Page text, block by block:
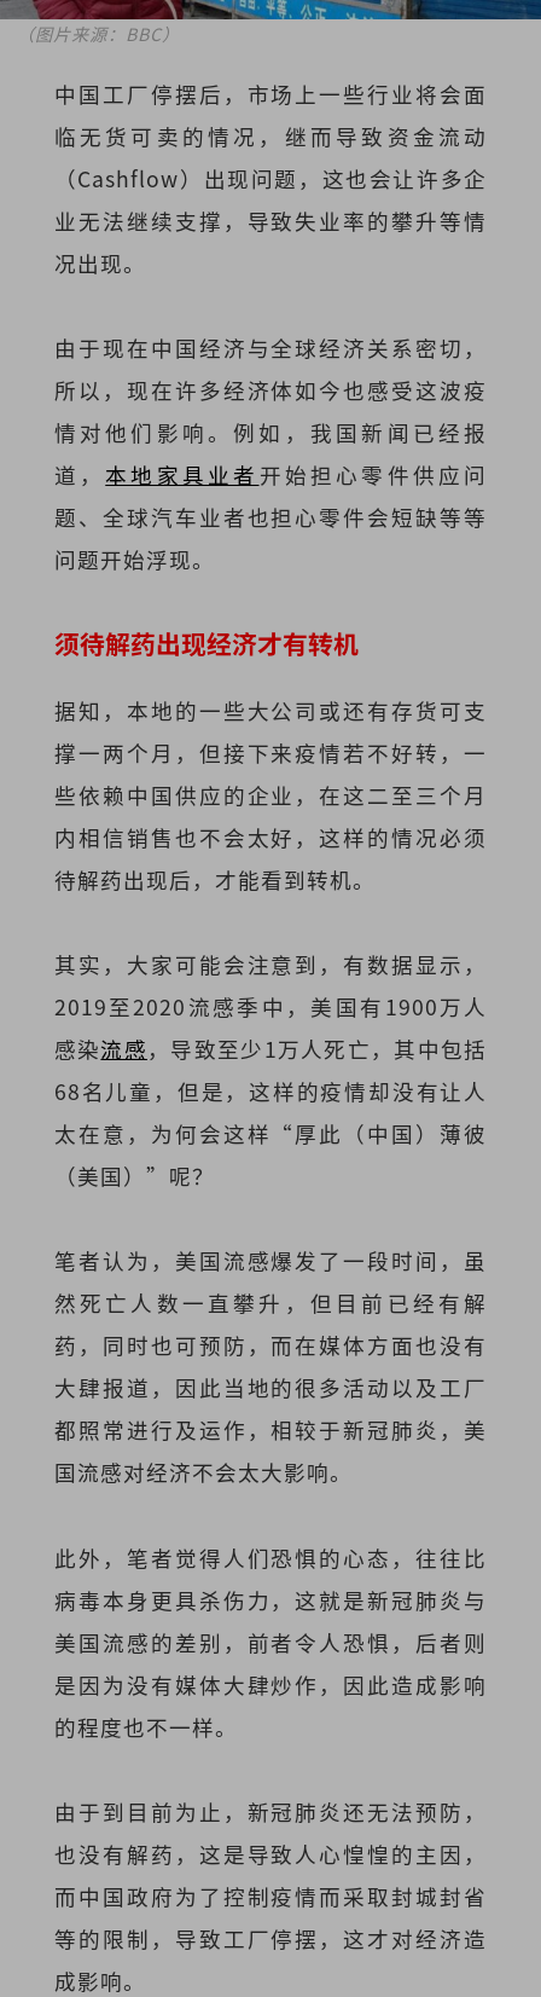
（图片来源：BBC）
中国工厂停摆后，市场上一些行业将会面
临无货可卖的情况，继而导致资金流动
（Cashflow）出现问题，这也会让许多企
业无法继续支撑，导致失业率的攀升等情
况出现。
由于现在中国经济与全球经济关系密切，
所以，现在许多经济体如今也感受这波疫
情对他们影响。例如，我国新闻已经报
道， 本地家具业者 开始担心零件供应问
题、全球汽车业者也担心零件会短缺等等
问题开始浮现。
须待解药出现经济才有转机
据知，本地的一些大公司或还有存货可支
撑一两个月，但接下来疫情若不好转，一
些依赖中国供应的企业，在这二至三个月
内相信销售也不会太好，这样的情况必须
待解药出现后，才能看到转机。
其实，大家可能会注意到，有数据显示，
2019至2020流感季中，美国有1900万人
感染流感 ，导致至少1万人死亡，其中包括
68名儿童，但是，这样的疫情却没有让人
太在意，为何会这样“厚此（中国）薄彼
（美国）”呢？
笔者认为，美国流感爆发了一段时间，虽
然死亡人数一直攀升，但目前已经有解
药，同时也可预防，而在媒体方面也没有
大肆报道，因此当地的很多活动以及工厂
都照常进行及运作，相较于新冠肺炎，美
国流感对经济不会太大影响。
此外，笔者觉得人们恐惧的心态，往往比
病毒本身更具杀伤力，这就是新冠肺炎与
美国流感的差别，前者令人恐惧，后者则
是因为没有媒体大肆炒作，因此造成影响
的程度也不一样。
由于到目前为止，新冠肺炎还无法预防，
也没有解药，这是导致人心惶惶的主因，
而中国政府为了控制疫情而采取封城封省
等的限制，导致工厂停摆，这才对经济造
成影响。